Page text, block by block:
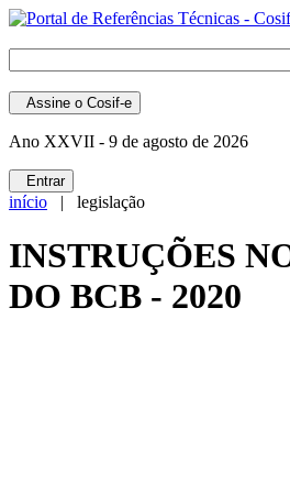
Assine o Cosif-e
Ano XXVII - 9 de agosto de 2026
Entrar
início | legislação
INSTRUÇÕES
DO BCB - 2020